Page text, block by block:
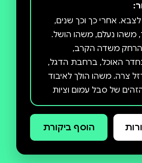
אחרי כך וכך שנים,
משהו נעלם, משהו הושל.
הרחק משדה הקרב,
האוכל, ברחבת הדגל,
צרה. משהו הולך לאיבוד
של סבל עמום וציות
אימפריית החול, ספר
יונתן אנגלנדר, רודף אחר
ואבוד דרך עשרה
הוסף ביקורת